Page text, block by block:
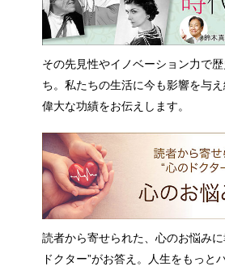
その先見性やイノベーション力で
ち。私たちの生活に今も影響を与
偉大な功績をお伝えします。
読者から寄せられた、心のお悩み
ドクター”がお答え。人生をもっと